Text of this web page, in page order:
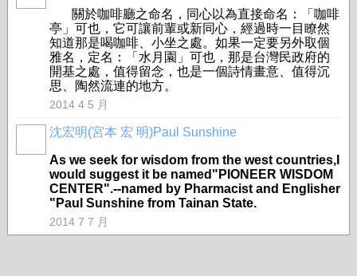
關於咖啡廳之命名，同心以為直接命名：「咖啡
亭」可也，它可讓前輩或新同心，經過時一目瞭然
知道那是喝咖啡、小坐之處。如果一定要另外取個
雅名，定名：「水月園」可也，那是台灣民政府的
開基之處，值得留念，也是一個詩情畫意、值得沉
思、陶然流連的地方。
2014 4 5 月
沈宏明(宮本 宏 明)Paul Sunshine
As we seek for wisdom from the west countries,I
would suggest it be named"PIONEER WISDOM
CENTER".--named by Pharmacist and Englisher
"Paul Sunshine from Tainan State.
2014 7 7 月